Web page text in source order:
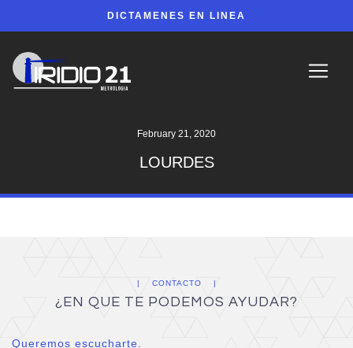
DICTAMENES EN LINEA
February 21, 2020
LOURDES
CONTACTO
¿EN QUE TE PODEMOS AYUDAR?
Queremos escucharte.